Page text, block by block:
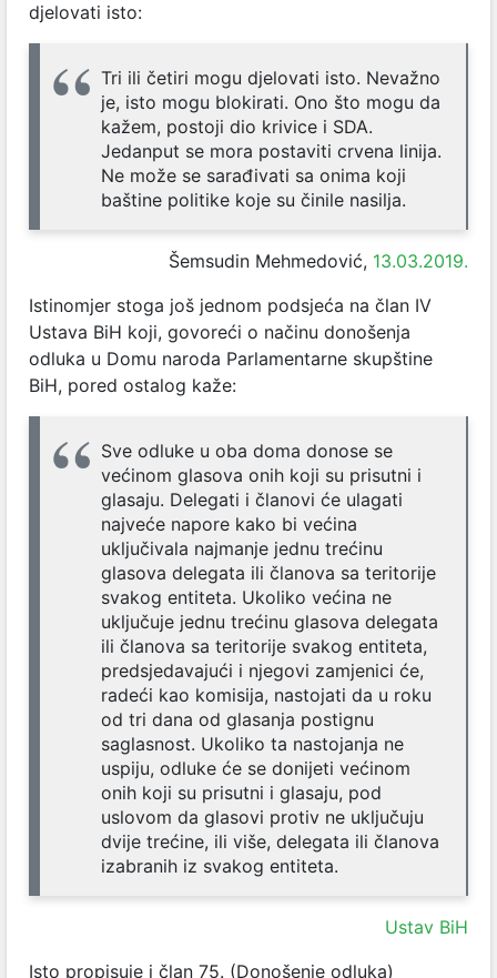
djelovati isto:
Tri ili četiri mogu djelovati isto. Nevažno
je, isto mogu blokirati. Ono što mogu da
kažem, postoji dio krivice i SDA.
Jedanput se mora postaviti crvena linija.
Ne može se sarađivati sa onima koji
baštine politike koje su činile nasilja.
Šemsudin Mehmedović, 13.03.2019.
Istinomjer stoga još jednom podsjeća na član IV
Ustava BiH koji, govoreći o načinu donošenja
odluka u Domu naroda Parlamentarne skupštine
BiH, pored ostalog kaže:
Sve odluke u oba doma donose se
većinom glasova onih koji su prisutni i
glasaju. Delegati i članovi će ulagati
najveće napore kako bi većina
uključivala najmanje jednu trećinu
glasova delegata ili članova sa teritorije
svakog entiteta. Ukoliko većina ne
uključuje jednu trećinu glasova delegata
ili članova sa teritorije svakog entiteta,
predsjedavajući i njegovi zamjenici će,
radeći kao komisija, nastojati da u roku
od tri dana od glasanja postignu
saglasnost. Ukoliko ta nastojanja ne
uspiju, odluke će se donijeti većinom
onih koji su prisutni i glasaju, pod
uslovom da glasovi protiv ne uključuju
dvije trećine, ili više, delegata ili članova
izabranih iz svakog entiteta.
Ustav BiH
Isto propisuje i član 75. (Donošenje odluka)